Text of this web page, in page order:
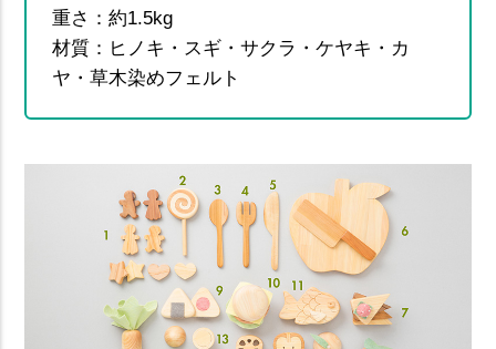
重さ：約1.5kg
材質：ヒノキ・スギ・サクラ・ケヤキ・カ
ヤ・草木染めフェルト